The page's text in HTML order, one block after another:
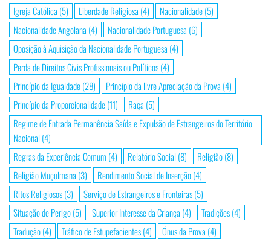
Igreja Católica (5) Liberdade Religiosa (4) Nacionalidade(5)
Nacionalidade Angolana (4) Nacionalidade Portuguesa (6)
Oposição à Aquisição da Nacionalidade Portuguesa (4)
Perda de Direitos Civis Profissionais ou Políticos(4)
Princípio da Igualdade(28) Princípio da livre Apreciação da Prova (4)
Princípio da Proporcionalidade(11) Raça (5)
Regime de Entrada Permanência Saída e Expulsão de Estrangeiros do Território
Nacional (4)
Regras da Experiência Comum (4) Relatório Social (8) Religião(8)
Religião Muçulmana (3) Rendimento Social de Inserção(4)
Ritos Religiosos(3) Serviço de Estrangeiros e Fronteiras(5)
Situação de Perigo(5) Superior Interesse da Criança (4) Tradições(4)
Tradução(4) Tráfico de Estupefacientes(4) Ónus da Prova (4)